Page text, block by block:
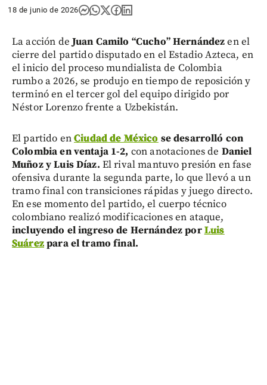
18 de junio de 2026
La acción deJuan Camilo “Cucho” Hernándezen el
cierre del partido disputado en el Estadio Azteca, en
el inicio del proceso mundialista de Colombia
rumbo a 2026, se produjo en tiempo de reposición y
terminó en el tercer gol del equipo dirigido por
Néstor Lorenzo frente a Uzbekistán.
El partido enCiudad de México se desarrolló con
Colombia en ventaja 1-2, con anotaciones de Daniel
Muñoz y Luis Díaz. El rival mantuvo presión en fase
ofensiva durante la segunda parte, lo que llevó a un
tramo final con transiciones rápidas y juego directo.
En ese momento del partido, el cuerpo técnico
colombiano realizó modificaciones en ataque,
incluyendo el ingreso de Hernández porLuis
Suárezpara el tramo final.